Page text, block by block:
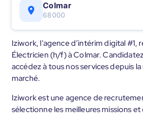
Colmar
68000
Iziwork, l'agence d’intérim digital #1,
Électricien (h/f) à Colmar.
accédez à tous nos services depuis
marché.
Iziwork est une agence de
sélectionne les meilleures missions